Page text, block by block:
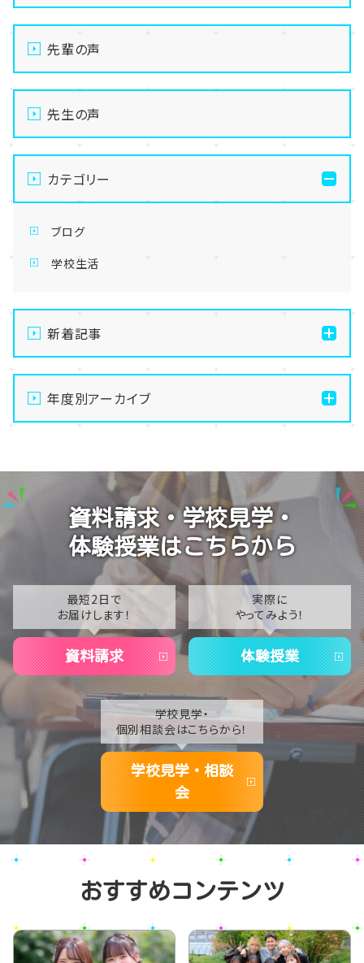
先輩の声
先生の声
カテゴリー
ブログ
学校生活
新着記事
【なんば】キラリと輝く宝物✨「光るハーバリウム」作り
に挑戦しました！
【なんば】校舎紹介の「自習室編」✨
温かいお出迎えで素敵な1日に🌷
【なんば】夏季休校期間のお知らせ🍉
【なんば】抜群のアクセス！なんば学習センターは駅チ
カ通学が叶います✨
年度別アーカイブ
2025
2024
2023
2021
2020
資料請求・学校見学・
体験授業はこちらから
最短2日で
お届けします！
資料請求
実際に
やってみよう！
体験授業
学校見学・
個別相談会はこちらから！
学校見学・相談
会
おすすめコンテンツ